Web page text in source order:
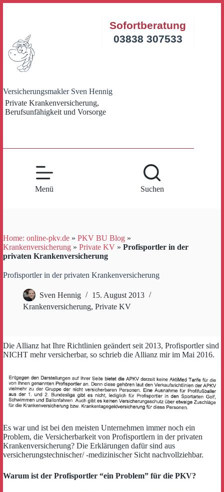
Versicherungsmakler Sven Hennig
Private Krankenversicherung,
Berufsunfähigkeit und Vorsorge
Sofortberatung
03838 307533
Menü Suchen
Home: online-pkv.de » PKV BU Blog »
Krankenversicherung » Private KV » Profisportler in der
privaten Krankenversicherung
Profisportler in der privaten Krankenversicherung
Sven Hennig
15. August 2013
Krankenversicherung, Private KV
Die Allianz hat Ihre Richtlinien geändert seit 2013, Profisportler sind
NICHT mehr versicherbar, so schrieb die Allianz mir im Mai 2016.
Es war und ist bei den meisten Unternehmen immer noch ein
Problem, die Versicherbarkeit von Profisportlern in der privaten
Krankenversicherung? Die Erklärungen dafür sind aus
versicherungstechnischer/ -medizinischer Sicht nachvollziehbar.
Warum ist der Profisportler “ein Problem” für die PKV?